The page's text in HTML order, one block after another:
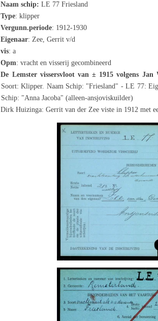
Naam schip: LE 77 Friesland
Type: klipper
Vergunn.periode: 1912-1930
Eigenaar: Zee, Gerrit v/d
vis: a
Opm: vracht en visserij gecombineerd
De Lemster vissersvloot van ± 1915 volgens Jan
Soort: Klipper. Naam Schip: "Friesland" - LE 77:
Schip: "Anna Jacoba" (alleen-ansjoviskuilder)
Dirk Huizinga: Gerrit van der Zee viste in 1912 met